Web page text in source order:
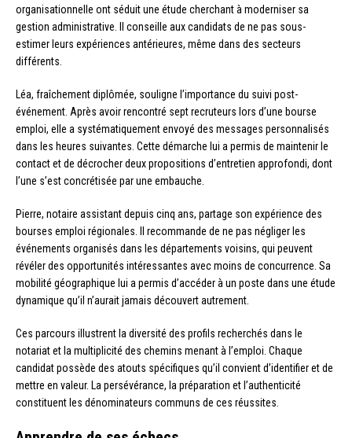
organisationnelle ont séduit une étude cherchant à moderniser sa
gestion administrative. Il conseille aux candidats de ne pas sous-
estimer leurs expériences antérieures, même dans des secteurs
différents.
Léa, fraîchement diplômée, souligne l’importance du suivi post-
événement. Après avoir rencontré sept recruteurs lors d’une bourse
emploi, elle a systématiquement envoyé des messages personnalisés
dans les heures suivantes. Cette démarche lui a permis de maintenir le
contact et de décrocher deux propositions d’entretien approfondi, dont
l’une s’est concrétisée par une embauche.
Pierre, notaire assistant depuis cinq ans, partage son expérience des
bourses emploi régionales. Il recommande de ne pas négliger les
événements organisés dans les départements voisins, qui peuvent
révéler des opportunités intéressantes avec moins de concurrence. Sa
mobilité géographique lui a permis d’accéder à un poste dans une étude
dynamique qu’il n’aurait jamais découvert autrement.
Ces parcours illustrent la diversité des profils recherchés dans le
notariat et la multiplicité des chemins menant à l’emploi. Chaque
candidat possède des atouts spécifiques qu’il convient d’identifier et de
mettre en valeur. La persévérance, la préparation et l’authenticité
constituent les dénominateurs communs de ces réussites.